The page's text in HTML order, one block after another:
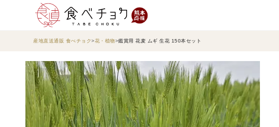
産地直送通販 食べチョク 花・植物 鑑賞用 花麦 ムギ 生花 150本セット